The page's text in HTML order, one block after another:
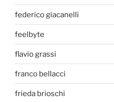
federico giacanelli
feelbyte
flavio grassi
franco bellacci
frieda brioschi